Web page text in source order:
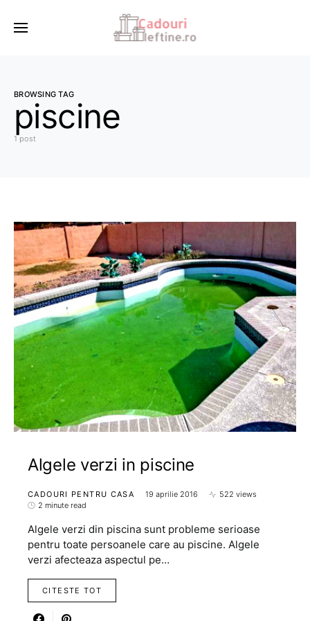
BROWSING TAG
piscine
1 post
Algele verzi in piscine
CADOURI PENTRU CASA 19 aprilie 2016
522 views
2 minute read
Algele verzi din piscina sunt probleme serioase
pentru toate persoanele care au piscine. Algele
verzi afecteaza aspectul pe…
CITESTE TOT